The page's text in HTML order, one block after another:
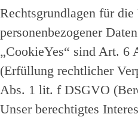
Rechtsgrundlagen für die
personenbezogener
„CookieYes“ sind Art. 6
(Erfüllung rechtlicher
Abs. 1 lit. f DSGVO
Unser berechtigtes